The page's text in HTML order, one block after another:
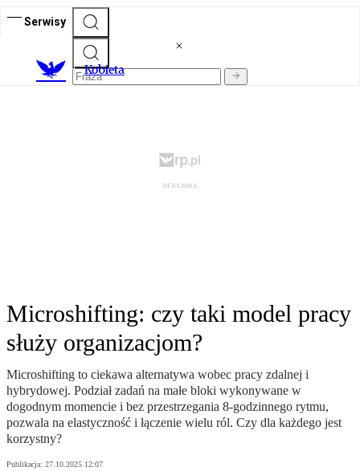
Serwisy
Kobieta
Microshifting: czy taki model pracy
służy organizacjom?
Microshifting to ciekawa alternatywa wobec pracy zdalnej i
hybrydowej. Podział zadań na małe bloki wykonywane w
dogodnym momencie i bez przestrzegania 8-godzinnego rytmu,
pozwala na elastyczność i łączenie wielu ról. Czy dla każdego jest
korzystny?
Publikacja: 27.10.2025 12:07